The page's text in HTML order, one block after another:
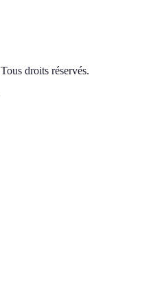
Tous droits réservés.